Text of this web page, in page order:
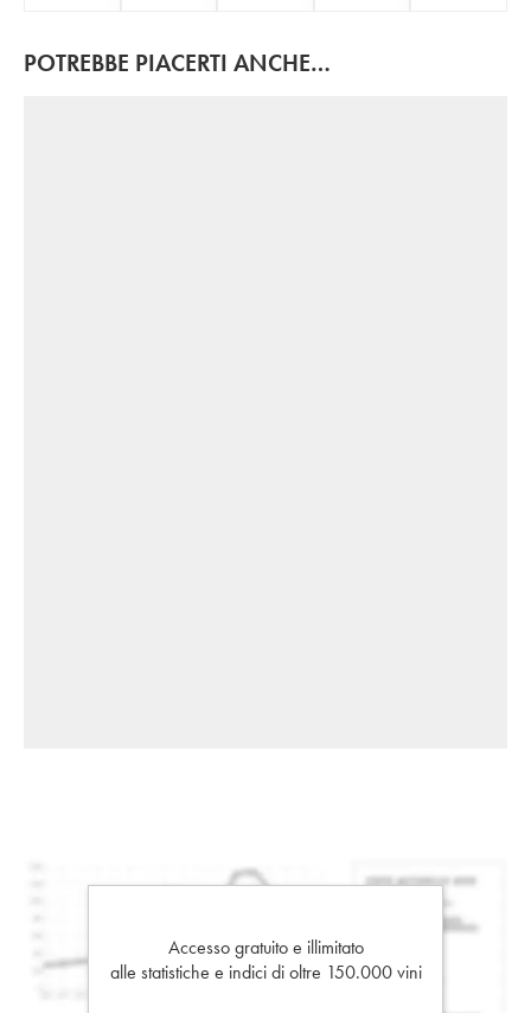
POTREBBE PIACERTI ANCHE…
Accesso gratuito e illimitato
alle statistiche e indici di oltre 150.000 vini